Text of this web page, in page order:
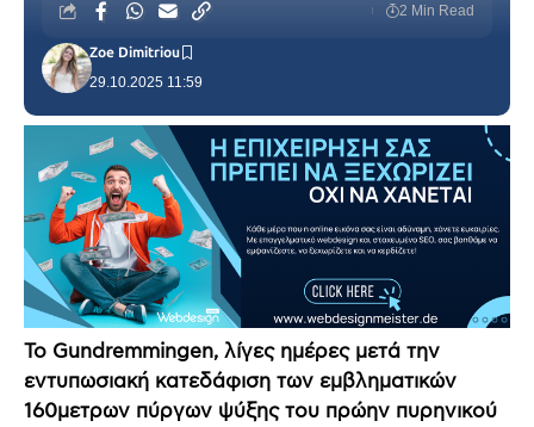
29.10.2025 11:59
Zoe Dimitriou
2 Min Read
Το Gundremmingen, λίγες ημέρες μετά την
εντυπωσιακή κατεδάφιση των εμβληματικών
160μετρων πύργων ψύξης του πρώην πυρηνικού